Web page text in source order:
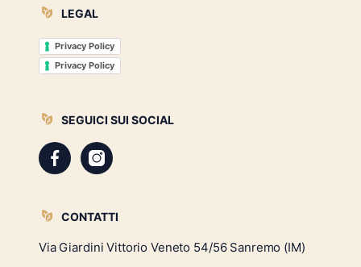
LEGAL
Privacy Policy
Privacy Policy
SEGUICI SUI SOCIAL
CONTATTI
Via Giardini Vittorio Veneto 54/56 Sanremo (IM)